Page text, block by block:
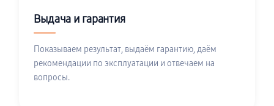
Выдача и гарантия
Показываем результат, выдаём гарантию, даём
рекомендации по эксплуатации и отвечаем на
вопросы.